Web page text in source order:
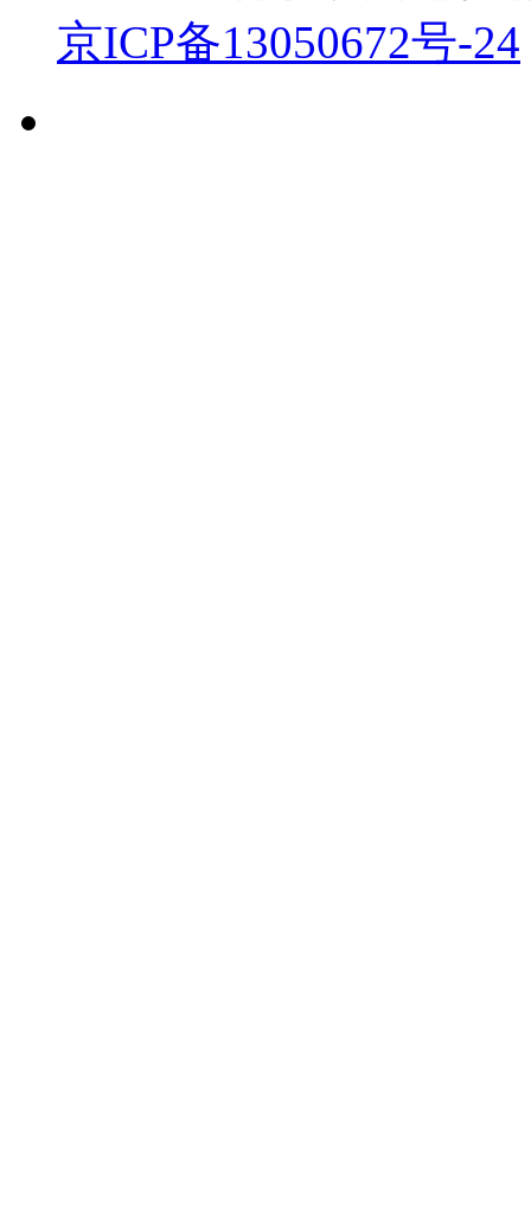
京ICP备13050672号-24